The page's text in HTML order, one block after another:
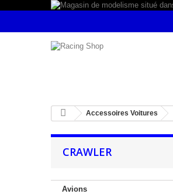
Accessoires Voitures
CRAWLER
Avions